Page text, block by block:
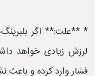
* **علت:** اگر
لرزش زیادی خواهد
فشار وارد کرده و باعث